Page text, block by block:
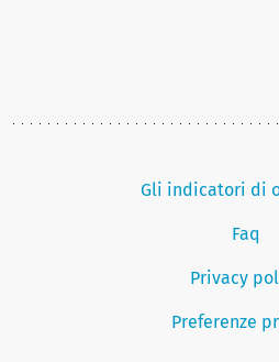
Gli indicatori di
Faq
Privacy
Preferenze